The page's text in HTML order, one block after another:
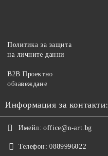
Политика за защита
на личните данни
B2B Проектно
обзавеждане
Информация за контакти:
Имейл: office@n-art.bg
Телефон: 0889996022